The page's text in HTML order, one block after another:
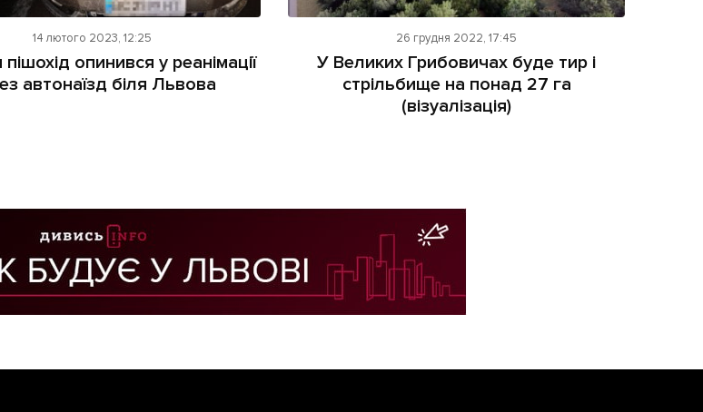
14 лютого 2023, 12:25
опинився у реанімації
автонаїзд біля Львова
26 грудня 2022, 17:45
У Великих Грибовичах буде тир і
стрільбище на понад 27 га
(візуалізація)